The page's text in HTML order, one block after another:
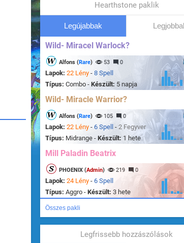
Hearthstone paklik
Legújabbak
Wild- Miracel Warlock?
Alfons (Rare) 53 0
Lapok: 22 Lény - 8 Spell
Típus: Combo - Készült: 5 napja
Wild- Miracle Warrior?
Alfons (Rare) 105 0
Lapok: 22 Lény - 6 Spell - 2 Fegyver
Típus: Midrange - Készült: 1 hete
Mill Paladin Beatrix
PHOENIX (Admin) 219 0
Lapok: 24 Lény - 6 Spell
Típus: Aggro - Készült: 3 hete
Összes pakli
Legfrissebb hozzászólások